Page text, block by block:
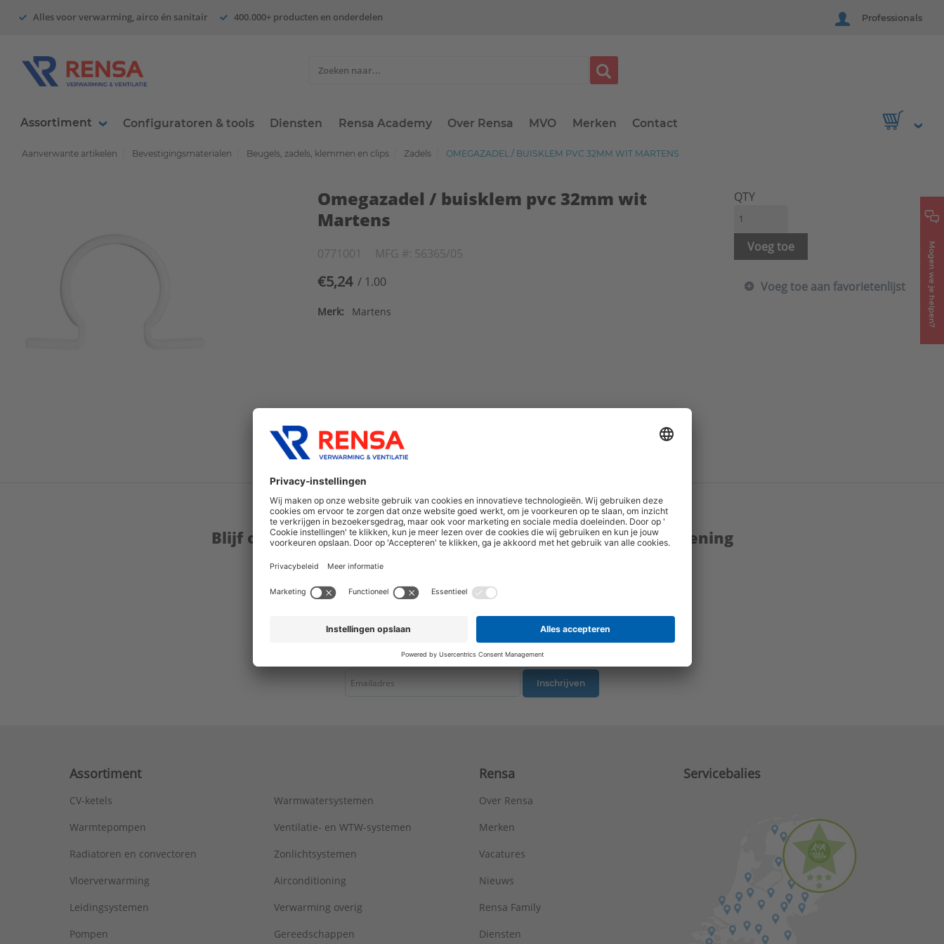
Alles voor verwarming, airco én sanitair 400.000+ producten en onderdelen Professionals
Assortiment Configuratoren & tools Diensten Rensa Academy Over Rensa MVO Merken Contact
Mogen we je helpen?
Aanverwante artikelen Bevestigingsmaterialen Beugels, zadels, klemmen en clips Zadels OMEGAZADEL / BUISKLEM PVC 32MM WIT MARTENS
Omegazadel / buisklem pvc 32mm wit
Martens
0771001 MFG #: 56365/05
€5,24 / 1.00
Merk: Martens
QTY
Voeg toe
Voeg toe aan favorietenlijst
Blijf op de hoogte van nieuwe producten en onze dienstverlening
Inschrijven
Assortiment
CV-ketels
Warmtepompen
Radiatoren en convectoren
Vloerverwarming
Leidingsystemen
Pompen
Warmwatersystemen
Ventilatie- en WTW-systemen
Zonlichtsystemen
Airconditioning
Verwarming overig
Gereedschappen
Rensa
Over Rensa
Merken
Vacatures
Nieuws
Rensa Family
Diensten
Servicebalies